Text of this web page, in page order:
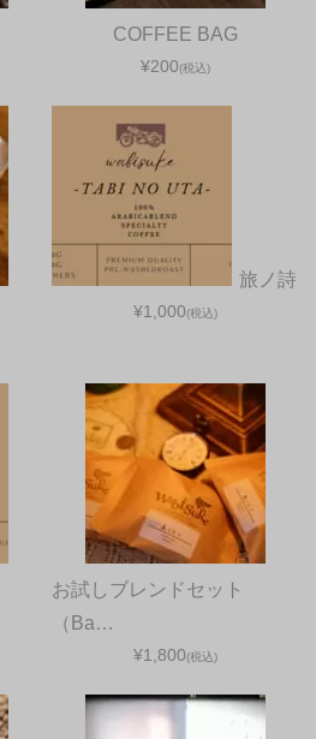
COFFEE BAG
¥200(税込)
旅ノ詩
¥1,000(税込)
お試しブレンドセット
（Ba…
¥1,800(税込)